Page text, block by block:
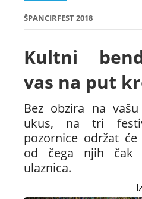
ŠPANCIRFEST 2018
Kultni
vas na put
Bez obzira na
ukus, na tri
pozornice održat
od čega njih čak
ulaznica.